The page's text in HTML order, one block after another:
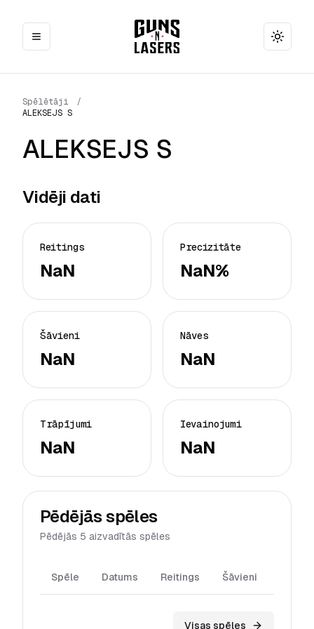
Toggle
Spēlētāji
/
ALEKSEJS S
ALEKSEJS S
Vidēji dati
Reitings
NaN
Precizitāte
NaN%
Šāvieni
NaN
Nāves
NaN
Trāpījumi
NaN
Ievainojumi
NaN
Pēdējās spēles
Pēdējās 5 aizvadītās spēles
Spēle Datums Reitings Šāvieni
Visas spēles